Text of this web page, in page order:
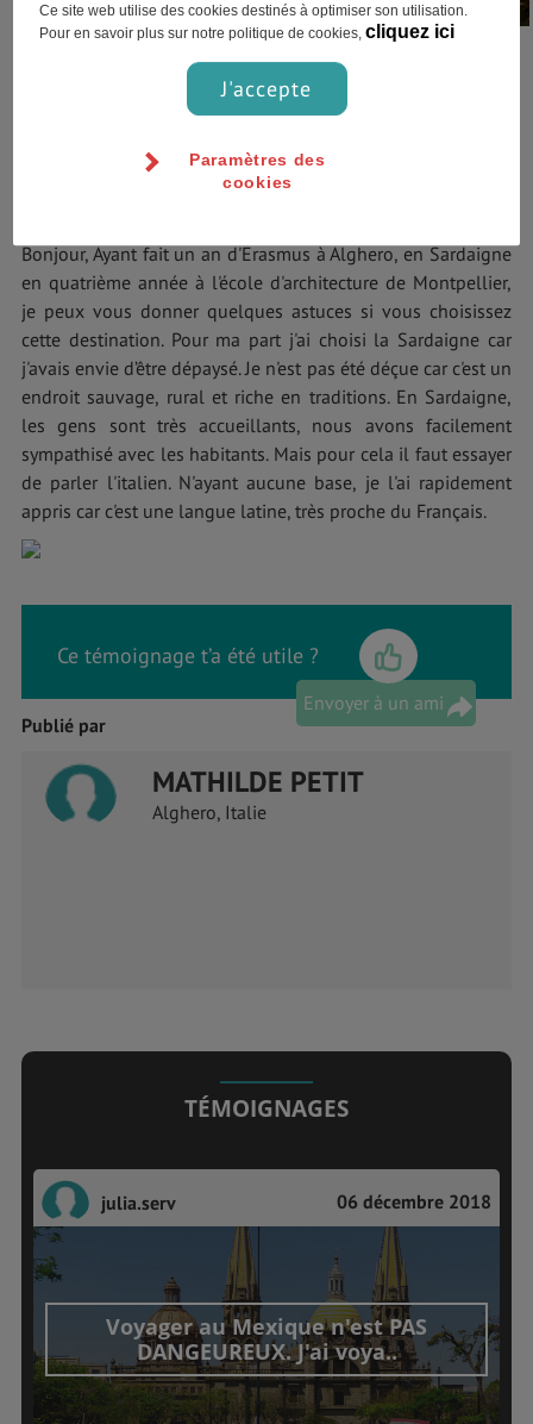
Bonjour, Ayant fait un an
d'Erasmus à Alghero, en
Sardaigne en quatrième année à
l'école d'archit...
Bonjour, Ayant fait un an d'Erasmus à Alghero, en Sardaigne
en quatrième année à l'école d'architecture de Montpellier,
je peux vous donner quelques astuces si vous choisissez
cette destination. Pour ma part j'ai choisi la Sardaigne car
j'avais envie d’être dépaysé. Je n'est pas été déçue car c'est un
endroit sauvage, rural et riche en traditions. En Sardaigne,
les gens sont très accueillants, nous avons facilement
sympathisé avec les habitants. Mais pour cela il faut essayer
de parler l'italien. N'ayant aucune base, je l'ai rapidement
appris car c'est une langue latine, très proche du Français.
Ce témoignage t’a été utile ?
Envoyer à un ami
Publié par
MATHILDE PETIT
Alghero, Italie
TÉMOIGNAGES
julia.serv 06 décembre 2018
Voyager au Mexique n'est PAS
DANGEUREUX. J'ai voya..
Ce site web utilise des cookies destinés à optimiser son utilisation.
Pour en savoir plus sur notre politique de cookies,cliquez ici
J'accepte
Paramètres des
cookies